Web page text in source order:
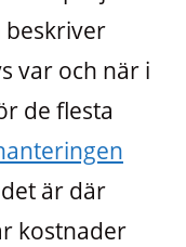
var och när i
de flesta
är där
kostnader